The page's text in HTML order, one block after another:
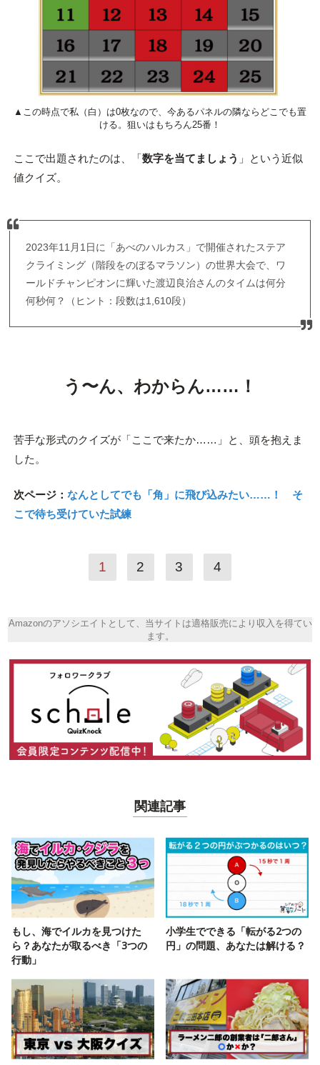
▲この時点で私（白）は0枚なので、今あるパネルの隣ならどこでも置
ける。狙いはもちろん25番！
ここで出題されたのは、「数字を当てましょう 」という近似
値クイズ。
2023年11月1日に「あべのハルカス」で開催されたステア
クライミング（階段をのぼるマラソン）の世界大会で、ワ
ールドチャンピオンに輝いた渡辺良治さんのタイムは何分
何秒何？（ヒント：段数は1,610段）
う〜ん、わからん……！
苦手な形式のクイズが「ここで来たか……」と、頭を抱えま
した。
次ページ： なんとしてでも「角」に飛び込みたい……！ そ
こで待ち受けていた試練
1 2 3 4
Amazonのアソシエイトとして、当サイトは適格販売により収入を得てい
ます。
関連記事
もし、海でイルカを見つけた
ら？あなたが取るべき「3つの
行動」
小学生でできる「転がる2つの
円」の問題、あなたは解ける？